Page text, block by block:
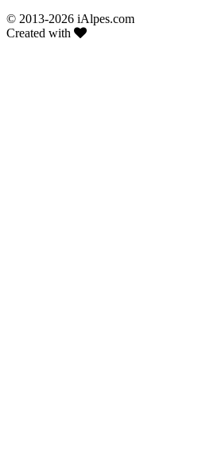
© 2013-2026 iAlpes.com
Created with